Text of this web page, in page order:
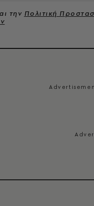
την Πολιτική